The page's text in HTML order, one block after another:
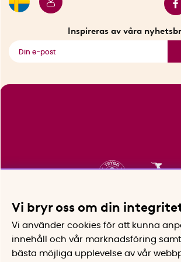
Inspireras av våra
Vi bryr oss om din
Vi använder cookies för att kunna
innehåll och vår marknadsföring
bästa möjliga upplevelse av vår